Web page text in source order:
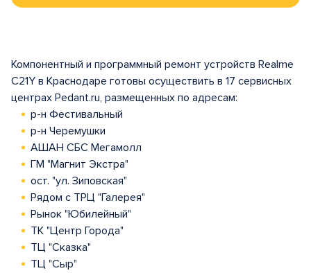
Компонентный и программный ремонт устройств Realme
C21Y в Краснодаре готовы осуществить в 17 сервисных
центрах Pedant.ru, размещенных по адресам:
р-н Фестивальный
р-н Черемушки
АШАН СБС Мегамолл
ГМ "Магнит Экстра"
ост. "ул. Зиповская"
Рядом с ТРЦ "Галерея"
Рынок "Юбилейный"
ТК "Центр Города"
ТЦ "Сказка"
ТЦ "Сыр"